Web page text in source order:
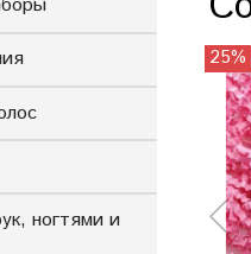
25%
ногтями и